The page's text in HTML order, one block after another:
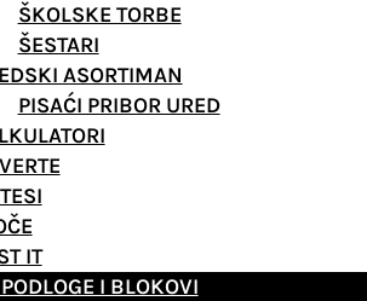
ŠKOLSKE TORBE
ŠESTARI
ASORTIMAN
PISAĆI PRIBOR URED
IT
I BLOKOVI